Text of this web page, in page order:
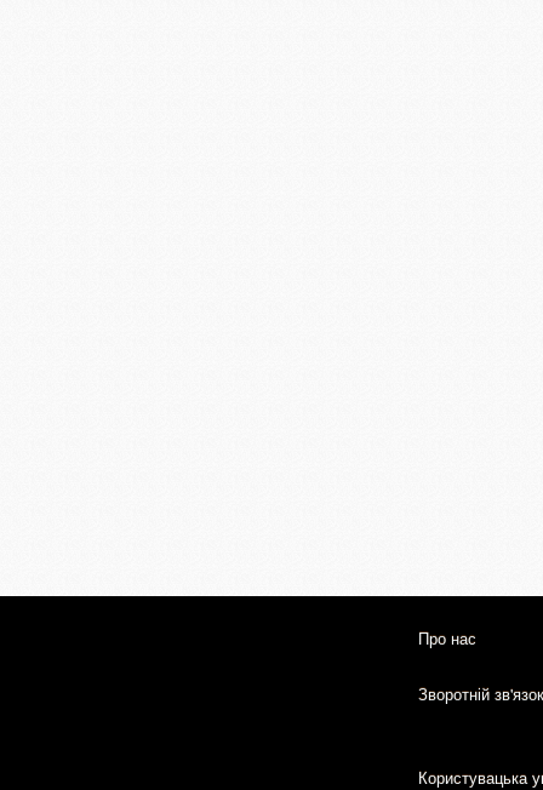
Про нас
Зворотній зв'язок
Користувацька